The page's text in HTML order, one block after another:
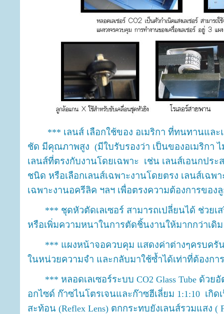
*** เลนส์ เลือกใช้ของ อเมริกา ที่ทนทานและ
ชัด มีคุณภาพสูง (มีใบรับรองว่า เป็นของอเมริกา ไ
เลนส์ที่ตรงกับงานโดยเฉพาะ เช่น เลนส์เอนกประ
ชนิด หรือเลือกเลนส์เฉพาะงานโดยตรง เลนส์เฉพ
เฉพาะงานอครีลิค ฯลฯ เพื่อตรงความต้องการของ
*** ชุดหัวตัดเลเซอร์ สามารถเปลี่ยนได้ ช่วยเ
หรือเพิ่มความหนาในการตัดชิ้นงานให้มากกว่าเดิม
*** แผงหน้าจอควบคุม แสดงค่าต่างๆครบครัน
ในหน่วยความจำ และกลับมาใช้ซ้ำได้เท่าที่ต้องก
*** หลอดเลเซอร์ระบบ CO2 Glass Tube ด้วย
อกไซด์ ก๊าซไนโตรเจนและก๊าซฮีเลี่ยม 1:1:10 เกิ
สะท้อน (Reflex Lens) ตกกระทบยังเลนส์รวมแสง (